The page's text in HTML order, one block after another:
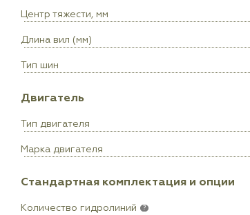
Центр тяжести, мм
Длина вил (мм)
Тип шин
Двигатель
Тип двигателя
Марка двигателя
Стандартная комплектация и опции
Количество гидролиний ?